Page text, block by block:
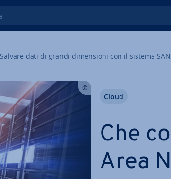
Salvare dati di grandi di­men­sio­ni con il sistema SAN
Che
Area
Cloud